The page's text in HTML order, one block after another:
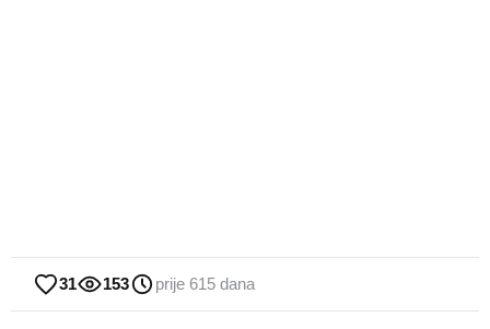
31 153 prije 615 dana